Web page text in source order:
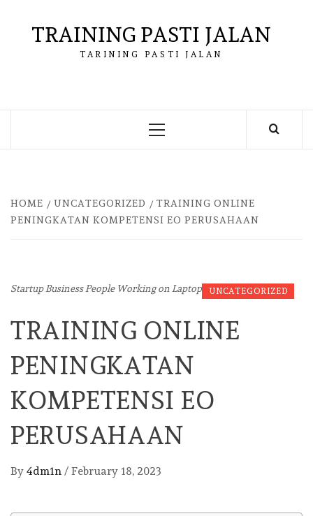
contentTRAINING PASTI JALAN
TARINING PASTI JALAN
Primary
HOME UNCATEGORIZED
TRAINING ONLINE
PENINGKATAN KOMPETENSI EO PERUSAHAAN
Startup Business People Working on Laptop UNCATEGORIZED
TRAINING ONLINE
PENINGKATAN
KOMPETENSI EO
PERUSAHAAN
By 4dm1n / February 18, 2023